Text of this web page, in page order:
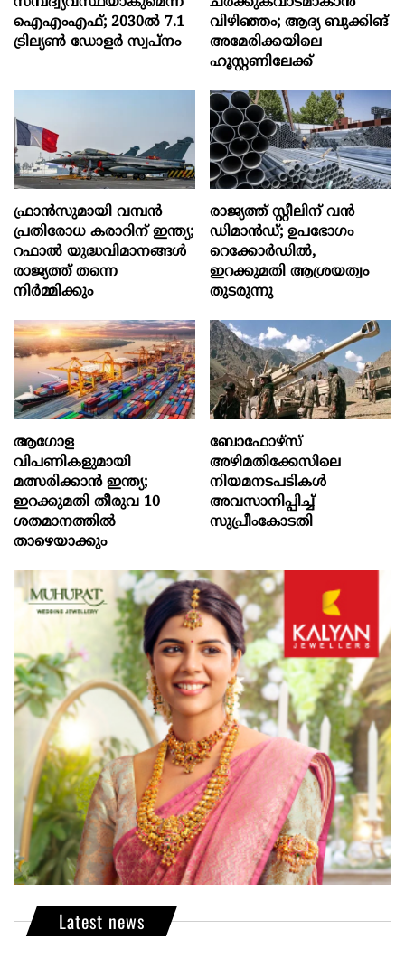
ഐഎംഎഫ്; 2030ല്‍ 7.1
ട്രില്യണ്‍ ഡോളര്‍ സ്വപ്നം
വിഴിഞ്ഞം; ആദ്യ ബുക്കിങ്
അമേരിക്കയിലെ
ഹൂസ്റ്റണിലേക്ക്
ഫ്രാൻസുമായി വമ്പന്‍
പ്രതിരോധ കരാറിന് ഇന്ത്യ;
റഫാല്‍ യുദ്ധവിമാനങ്ങള്‍
രാജ്യത്ത് തന്നെ
നിര്‍മ്മിക്കും
രാജ്യത്ത് സ്റ്റീലിന് വൻ
ഡിമാൻഡ്; ഉപഭോഗം
റെക്കോർഡിൽ,
ഇറക്കുമതി ആശ്രയത്വം
തുടരുന്നു
ആഗോള
വിപണികളുമായി
മത്സരിക്കാൻ ഇന്ത്യ;
ഇറക്കുമതി തീരുവ 10
ശതമാനത്തിൽ
താഴെയാക്കും
ബോഫോഴ്‌സ്
അഴിമതിക്കേസിലെ
നിയമനടപടികൾ
അവസാനിപ്പിച്ച്
സുപ്രീംകോടതി
Latest news